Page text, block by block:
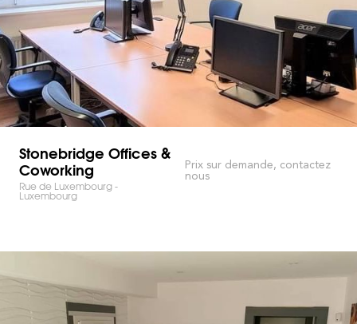
Stonebridge Offices &
Coworking
Rue de Luxembourg -
Luxembourg
Prix sur demande, contactez
nous